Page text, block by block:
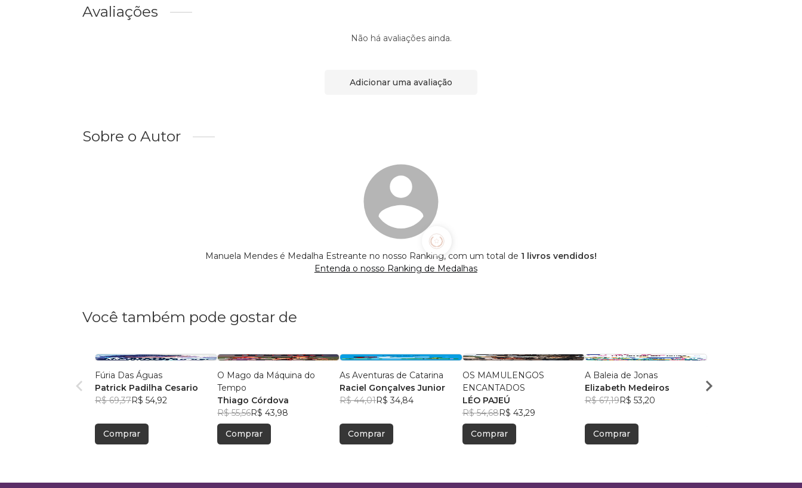
Avaliações
Não há avaliações ainda.
Adicionar uma avaliação
Sobre o Autor
Manuela Mendes é Medalha Estreante no nosso Ranking, com um total de 1 livros vendidos!
Entenda o nosso Ranking de Medalhas
Você também pode gostar de
Fúria Das Águas
Patrick Padilha Cesario
R$ 69,37R$ 54,92
Comprar
O Mago da Máquina do
Tempo
Thiago Córdova
R$ 55,56R$ 43,98
Comprar
As Aventuras de Catarina
Raciel Gonçalves Junior
R$ 44,01R$ 34,84
Comprar
OS MAMULENGOS
ENCANTADOS
LÉO PAJEÚ
R$ 54,68R$ 43,29
Comprar
A Baleia de Jonas
Elizabeth Medeiros
R$ 67,19R$ 53,20
Comprar
Floresta